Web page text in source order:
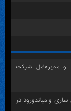
و مدیرعامل شرکت
و میاندورود در